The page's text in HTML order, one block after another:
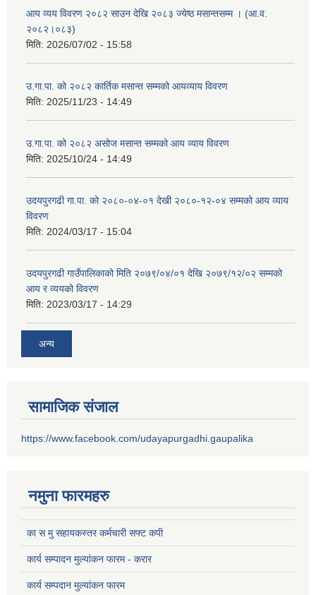
आय व्यय विवरण २०८२ साउन देखि २०८३ ज्येष्ठ मसान्तसम्म । (आ.व.
२०८२।०८३)
मिति: 2026/07/02 - 15:58
उ.गा.पा. को २०८२ कार्तिक मसान्त सम्मको आयव्याय विवरण
मिति: 2025/11/23 - 14:49
उ.गा.पा. को २०८२ असोज मसान्त सम्मको आय व्याय विवरण
मिति: 2025/10/24 - 14:49
उदयपुरगढी गा.पा. को २०८०-०४-०१ देखी २०८०-१२-०४ सम्मको आय व्याय
विवरण
मिति: 2024/03/17 - 15:04
उदयपुरगढी गाउँपालिकाको मिति २०७९/०४/०१ देखि २०७९/१२/०२ सम्मको
आय र व्ययको विवरण
मिति: 2023/03/17 - 14:29
अन्य
सामाजिक संजाल
https://www.facebook.com/udayapurgadhi.gaupalika
नमुना फारमहरु
का स मु सहायकस्तर कर्मचारी सफ्ट कपी
कार्य सम्पादन मुल्यांकन फारम - करार
कार्य सम्पदान मुल्यांकन फारम